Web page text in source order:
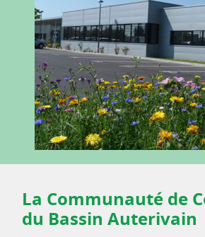
La Communauté de
du Bassin Auterivain